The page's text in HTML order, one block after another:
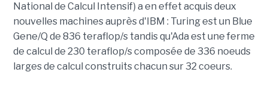
National de Calcul Intensif) a en effet acquis deux
nouvelles machines auprès d'IBM : Turing est un Blue
Gene/Q de 836 teraflop/s tandis qu'Ada est une ferme
de calcul de 230 teraflop/s composée de 336 noeuds
larges de calcul construits chacun sur 32 coeurs.